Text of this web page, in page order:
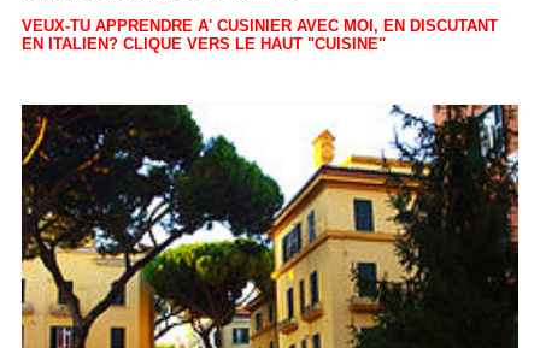
VEUX-TU APPRENDRE A' CUSINIER AVEC MOI, EN DISCUTANT
EN ITALIEN? CLIQUE VERS LE HAUT "CUISINE"